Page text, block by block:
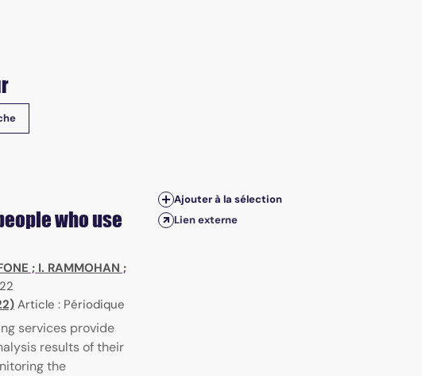
who use
; I. RAMMOHAN ;
Article : Périodique
services provide
results of their
the
Ajouter à la sélection
Lien externe